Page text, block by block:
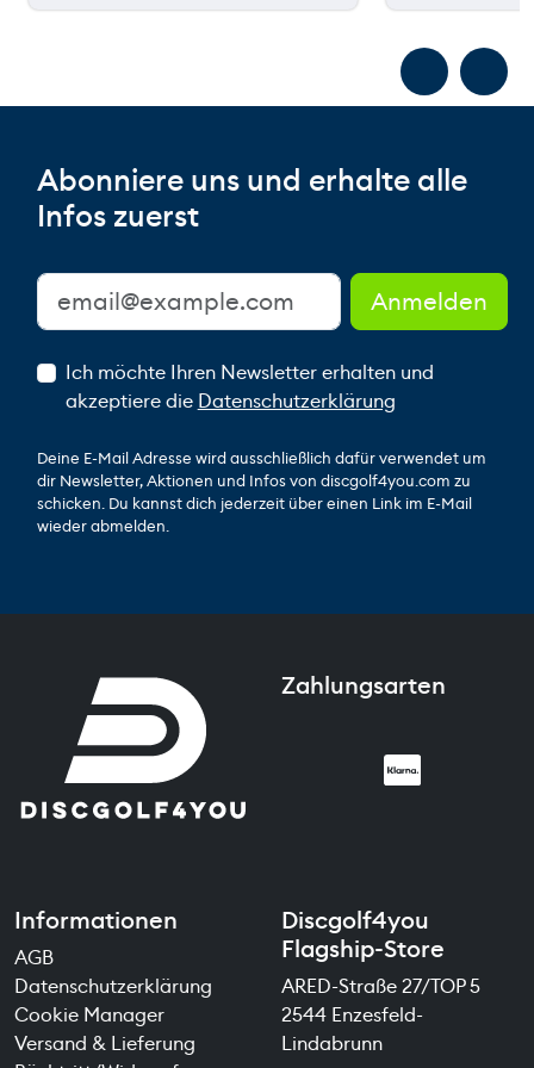
Abonniere uns und erhalte alle
Infos zuerst
Ich möchte Ihren Newsletter erhalten und
akzeptiere die Datenschutzerklärung
Deine E-Mail Adresse wird ausschließlich dafür verwendet um
dir Newsletter, Aktionen und Infos von discgolf4you.com zu
schicken. Du kannst dich jederzeit über einen Link im E-Mail
wieder abmelden.
Zahlungsarten
Informationen
AGB
Datenschutzerklärung
Cookie Manager
Versand & Lieferung
Discgolf4you
Flagship-Store
ARED-Straße 27/TOP 5
2544 Enzesfeld-
Lindabrunn